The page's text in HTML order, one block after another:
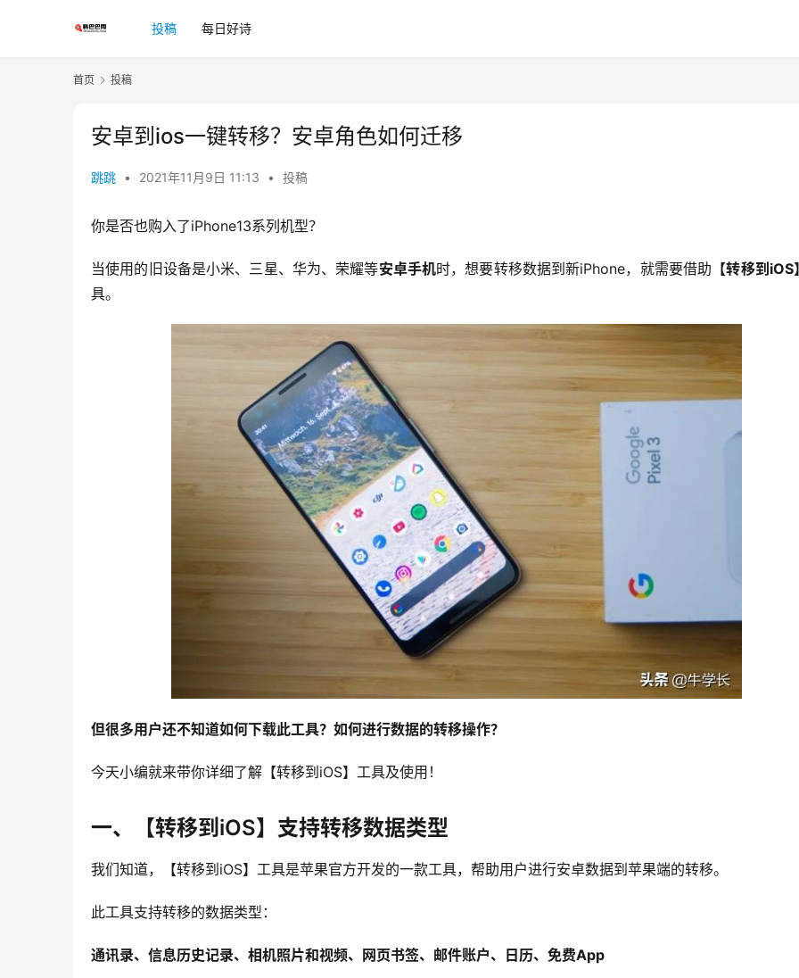
投稿 每日好诗
首页 投稿
安卓到ios一键转移？安卓角色如何迁移
跳跳 • 2021年11月9日 11:13 • 投稿
你是否也购入了iPhone13系列机型？
当使用的旧设备是小米、三星、华为、荣耀等安卓手机时，想要转移数据到新iPhone，就需要借助 【转移到iOS
具。
但很多用户还不知道如何下载此工具？如何进行数据的转移操作？
今天小编就来带你详细了解【转移到iOS】工具及使用！
一、【转移到iOS】支持转移数据类型
我们知道，【转移到iOS】工具是苹果官方开发的一款工具，帮助用户进行安卓数据到苹果端的转移。
此工具支持转移的数据类型：
通讯录、信息历史记录、相机照片和视频、网页书签、邮件账户、日历、免费App